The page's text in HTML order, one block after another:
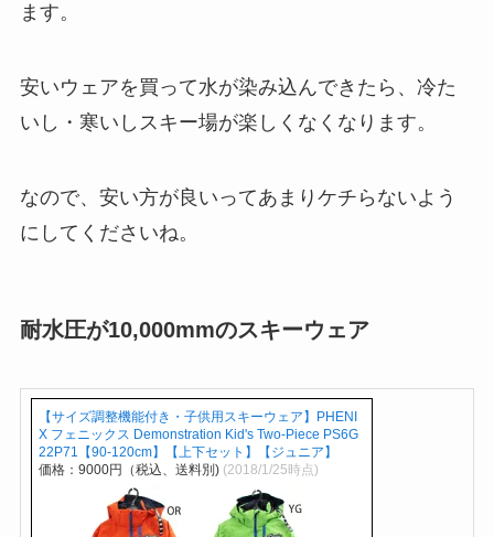
ます。
安いウェアを買って水が染み込んできたら、冷た
いし・寒いしスキー場が楽しくなくなります。
なので、安い方が良いってあまりケチらないよう
にしてくださいね。
耐水圧が10,000mmのスキーウェア
【サイズ調整機能付き・子供用スキーウェア】PHENI
X フェニックス Demonstration Kid's Two-Piece PS6G
22P71【90-120cm】【上下セット】【ジュニア】
価格：9000円（税込、送料別) (2018/1/25時点)